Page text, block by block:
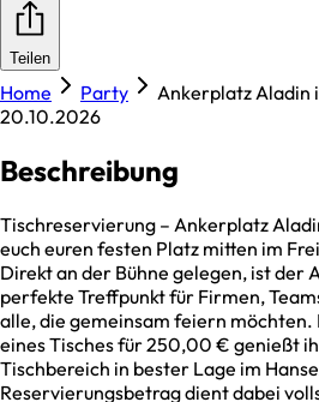
Teilen
Home Party
Ankerplatz Aladin
20.10.2026
Beschreibung
Tischreservierung – Ankerplatz
euch euren festen Platz mitten im
Direkt an der Bühne gelegen, ist der
perfekte Treffpunkt für Firmen,
alle, die gemeinsam feiern
eines Tisches für 250,00 € genießt
Tischbereich in bester Lage im
Reservierungsbetrag dient dabei